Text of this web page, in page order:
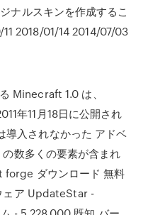
ナルスキンを作成するこ
2018/01/14 2014/07/03
Minecraft 1.0 は、
年11月18日に公開され
導入されなかった アドベ
数多くの要素が含まれ
ダウンロード 無料
ェア UpdateStar -